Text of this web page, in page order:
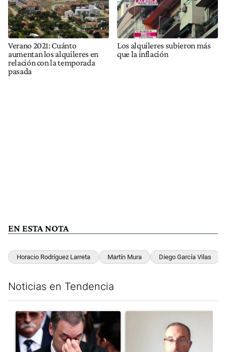
Verano 2021: Cuánto
aumentan los alquileres en
relación con la temporada
pasada
Los alquileres subieron más
que la inflación
EN ESTA NOTA
Horacio Rodríguez Larreta Martín Mura Diego García Vilas
Noticias en Tendencia
Un artículo de tendencia con el título "El fiscal intimó a